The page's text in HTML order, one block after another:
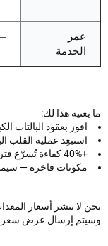
الخدمة
هذا لك:
افوز بعقود البالتات
استبعِد عملية القلب
مكونات فاخرة — سيمنز،
لا ننشر أسعار المعدات
إرسال عرض سعر مخصص